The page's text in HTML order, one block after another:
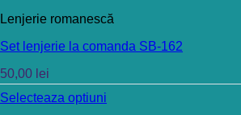
Lenjerie romanescă
Set lenjerie la comanda SB-162
50,00 lei
Selecteaza optiuni